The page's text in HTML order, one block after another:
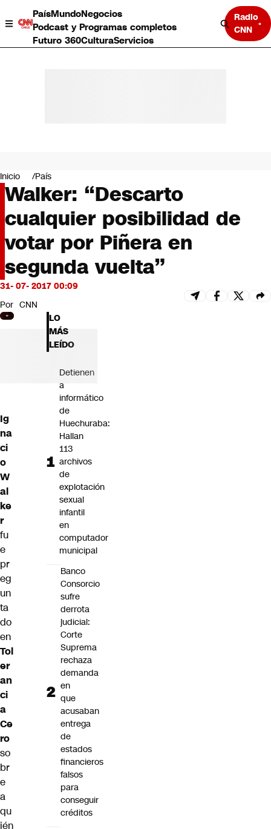
PaísMundoNegocios
Podcast y Programas completos
Futuro 360CulturaServicios
Radio
CNN
Negocios
Deportes
Programas completos
Cultura
Servicios
Bits
CNN tiempo
Futuro 360
Inicio País
Walker: “Descarto
cualquier posibilidad de
votar por Piñera en
segunda vuelta”
31- 07- 2017 00:09
Por CNN
Ig
na
ci
o
W
al
ke
r
fu
e
pr
eg
un
ta
do
en
Tol
er
an
ci
a
Ce
ro
so
br
e
a
qu
ién
LO
MÁS
LEÍDO
Detienen
a
informático
de
Huechuraba:
Hallan
113
archivos
de
explotación
sexual
infantil
en
computador
municipal
Banco
Consorcio
sufre
derrota
judicial:
Corte
Suprema
rechaza
demanda
en
que
acusaban
entrega
de
estados
financieros
falsos
para
conseguir
créditos